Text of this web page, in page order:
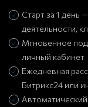
Старт за 1 день
деятельности,
Мгновенное
личный кабинет
Ежедневная
Битрикс24 или